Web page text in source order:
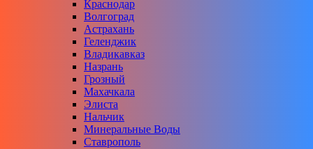
Краснодар
Волгоград
Астрахань
Геленджик
Владикавказ
Назрань
Грозный
Махачкала
Элиста
Нальчик
Минеральные Воды
Ставрополь